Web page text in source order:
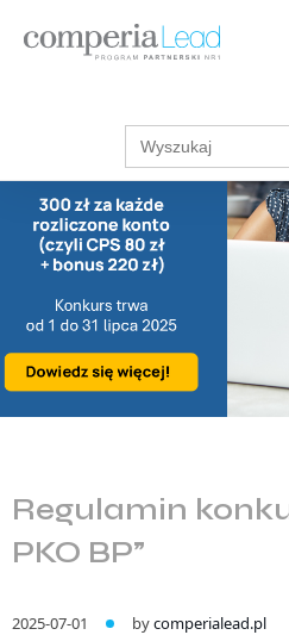
Strefa
Zarabiaj w
Akcje
Search
for:
Regulamin
PKO BP”
2025-07-01 bycomperialead.pl